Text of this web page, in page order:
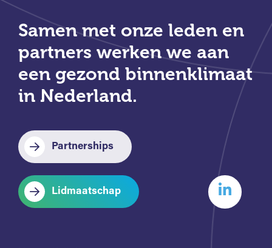
Samen met onze leden en
partners werken we aan
een gezond binnenklimaat
in Nederland.
Partnerships
Lidmaatschap